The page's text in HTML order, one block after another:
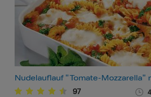
Nudelauflauf "Tomate-Mozzarella"
97